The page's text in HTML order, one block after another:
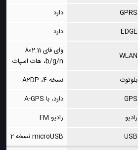
GPRS
دارد
EDGE
دارد
WLAN
وای فای 802.11
b/g/n، هات اسپات
بلوتوث
نسخه 4، A2DP
GPS
دارد، با A-GPS
رادیو
رادیو FM
USB
microUSB نسخه 2